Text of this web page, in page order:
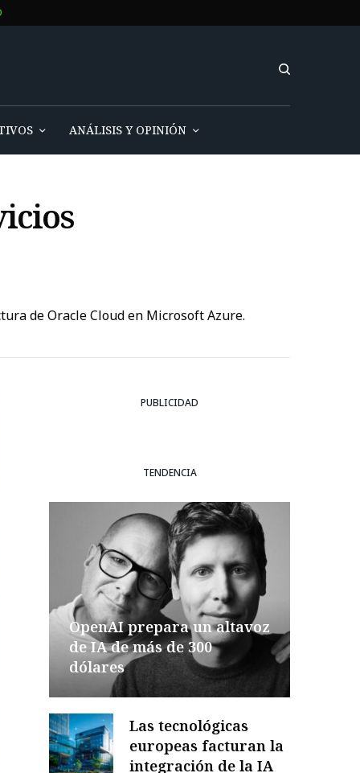
ANÁLISIS Y OPINIÓN
de Oracle Cloud en Microsoft Azure.
PUBLICIDAD
TENDENCIA
OpenAI prepara un altavoz
de IA de más de 300
dólares
Las tecnológicas
europeas facturan la
integración de la IA